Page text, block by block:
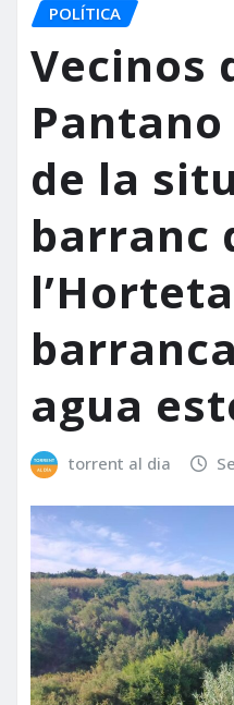
POLÍTICA
Vecinos
de la
barranc
agua
torrent al dia